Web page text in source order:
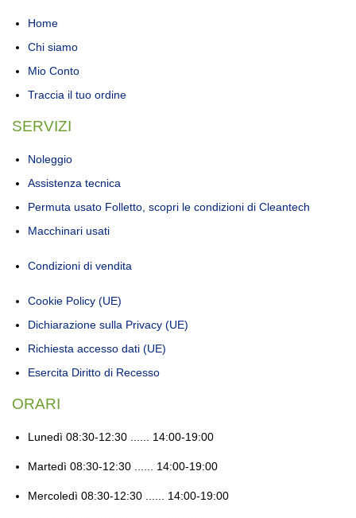
Home
Chi siamo
Mio Conto
Traccia il tuo ordine
SERVIZI
Noleggio
Assistenza tecnica
Permuta usato Folletto, scopri le condizioni di Cleantech
Macchinari usati
Condizioni di vendita
Cookie Policy (UE)
Dichiarazione sulla Privacy (UE)
Richiesta accesso dati (UE)
Esercita Diritto di Recesso
ORARI
Lunedì 08:30-12:30 ...... 14:00-19:00
Martedì 08:30-12:30 ...... 14:00-19:00
Mercoledì 08:30-12:30 ...... 14:00-19:00